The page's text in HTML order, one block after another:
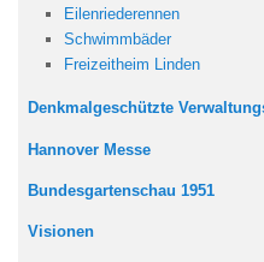
Eilenriederennen
Schwimmbäder
Freizeitheim Linden
Denkmalgeschützte
Hannover Messe
Bundesgartenschau 1951
Visionen